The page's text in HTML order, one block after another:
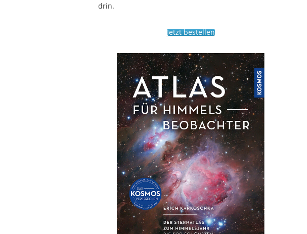
drin.
Jetzt bestellen